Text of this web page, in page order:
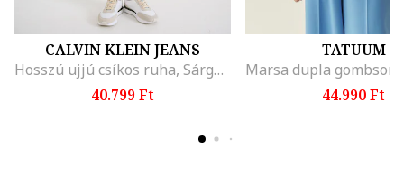
CALVIN KLEIN JEANS
Hosszú ujjú csíkos ruha, Sárga/Antik fehér
40.799 Ft
TATUUM
44.990 Ft